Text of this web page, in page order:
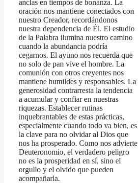
anclas en tiempos de bonanza. La
oración nos mantiene conectados con
nuestro Creador, recordándonos
nuestra dependencia de Él. El estudio
de la Palabra ilumina nuestro camino
cuando la abundancia podría
cegarnos. El ayuno nos recuerda que
no solo de pan vive el hombre. La
comunión con otros creyentes nos
mantiene humildes y responsables. La
generosidad contrarresta la tendencia
a acumular y confiar en nuestras
riquezas. Establecer rutinas
inquebrantables de estas prácticas,
especialmente cuando todo va bien, es
la clave para no olvidar al Dios que
nos ha prosperado. Como nos advierte
Deuteronomio, el verdadero peligro
no es la prosperidad en sí, sino el
orgullo y el olvido que pueden
acompañarla.